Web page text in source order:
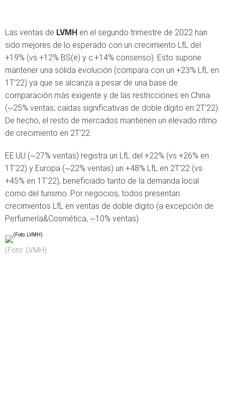
Las ventas de LVMH en el segundo trimestre de 2022 han
sido mejores de lo esperado con un crecimiento LfL del
+19% (vs +12% BS(e) y c.+14% consenso). Esto supone
mantener una sólida evolución (compara con un +23% LfL en
1T'22) ya que se alcanza a pesar de una base de
comparación más exigente y de las restricciones en China
(~25% ventas; caídas significativas de doble dígito en 2T'22).
De hecho, el resto de mercados mantienen un elevado ritmo
de crecimiento en 2T'22.
EE.UU (~27% ventas) registra un LfL del +22% (vs +26% en
1T'22) y Europa (~22% ventas) un +48% LfL en 2T'22 (vs
+45% en 1T'22), beneficiado tanto de la demanda local
como del turismo. Por negocios, todos presentan
crecimientos LfL en ventas de doble dígito (a excepción de
Perfumería&Cosmética, ~10% ventas).
(Foto: LVMH)